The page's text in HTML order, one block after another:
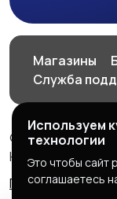
Магазины
Служба
© 2026 HOP.UZ
HOP.UZ
Правила сервиса
Используем
технологии
Это чтобы сайт
соглашаетесь